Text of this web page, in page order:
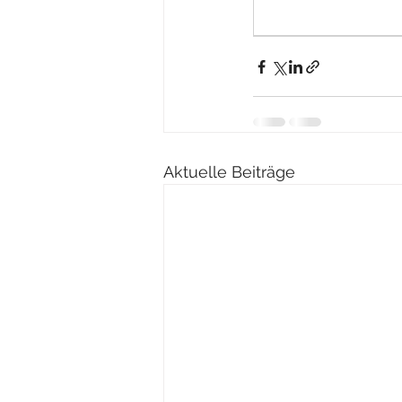
Aktuelle Beiträge